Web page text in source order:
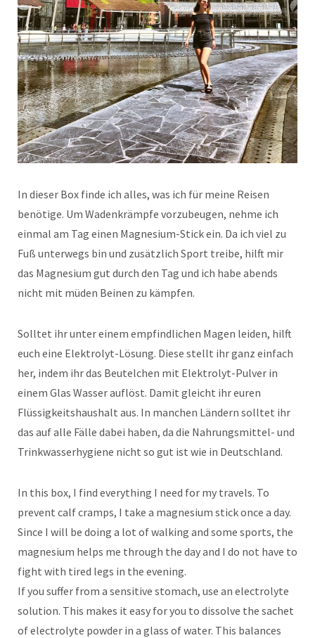
In dieser Box finde ich alles, was ich für meine Reisen
benötige. Um Wadenkrämpfe vorzubeugen, nehme ich
einmal am Tag einen Magnesium-Stick ein. Da ich viel zu
Fuß unterwegs bin und zusätzlich Sport treibe, hilft mir
das Magnesium gut durch den Tag und ich habe abends
nicht mit müden Beinen zu kämpfen.
Solltet ihr unter einem empfindlichen Magen leiden, hilft
euch eine Elektrolyt-Lösung. Diese stellt ihr ganz einfach
her, indem ihr das Beutelchen mit Elektrolyt-Pulver in
einem Glas Wasser auflöst. Damit gleicht ihr euren
Flüssigkeitshaushalt aus. In manchen Ländern solltet ihr
das auf alle Fälle dabei haben, da die Nahrungsmittel- und
Trinkwasserhygiene nicht so gut ist wie in Deutschland.
In this box, I find everything I need for my travels. To
prevent calf cramps, I take a magnesium stick once a day.
Since I will be doing a lot of walking and some sports, the
magnesium helps me through the day and I do not have to
fight with tired legs in the evening.
If you suffer from a sensitive stomach, use an electrolyte
solution. This makes it easy for you to dissolve the sachet
of electrolyte powder in a glass of water. This balances